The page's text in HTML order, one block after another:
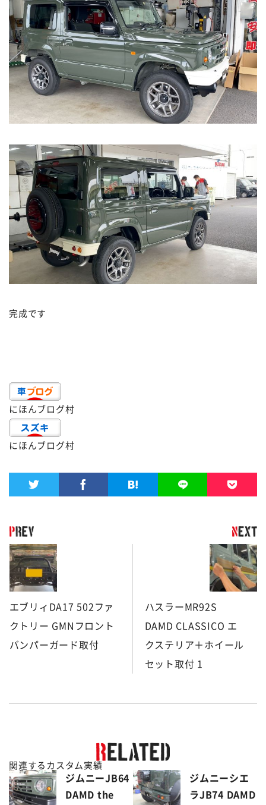
完成です
にほんブログ村
にほんブログ村
エブリィDA17 502ファ
クトリー GMNフロント
バンパーガード取付
ハスラーMR92S
DAMD CLASSICO エ
クステリア＋ホイール
セット取付 1
関連するカスタム実績
ジムニーJB64
DAMD the
ジムニーシエ
ラJB74 DAMD